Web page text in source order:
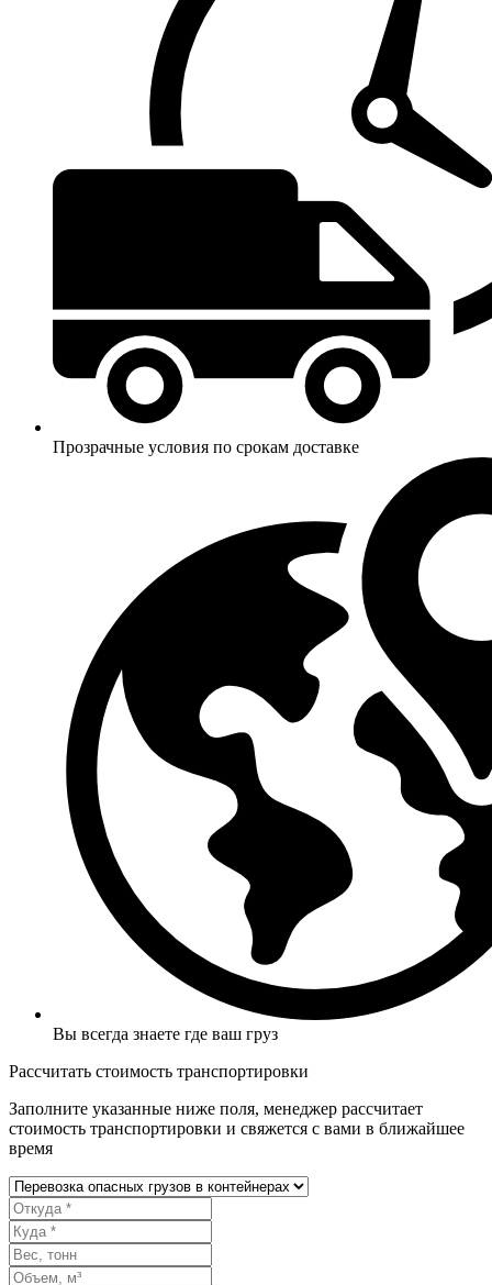
Прозрачные условия по срокам доставке
Вы всегда знаете где ваш груз
Рассчитать стоимость транспортировки
Заполните указанные ниже поля, менеджер рассчитает
стоимость транспортировки и свяжется с вами в ближайшее
время